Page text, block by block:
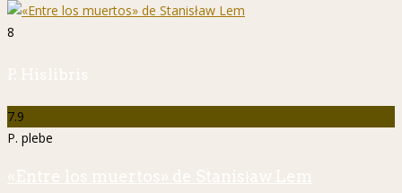
8
P. Hislibris
7.9
P. plebe
«Entre los muertos» de Stanisław Lem